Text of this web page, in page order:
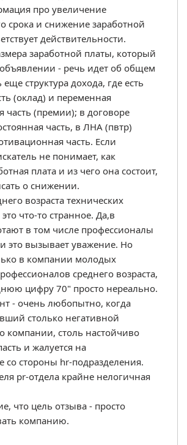
про увеличение
срока и снижение заработной
действительности.
заработной платы, который
- речь идет об общем
структура дохода, где есть
(оклад) и переменная
часть (премии); в договоре
часть, в ЛНА (пвтр)
часть. Если
не понимает, как
плата и из чего она состоит,
о снижении.
возраста технических
что-то странное. Да,в
в том числе профессионалы
и это вызывает уважение. Но
в компании молодых
среднего возраста,
цифру 70" просто нереально.
- очень любопытно, когда
столько негативной
компании, столь настойчиво
и жалуется на
со стороны hr-подразделения.
pr-отдела крайне нелогичная
что цель отзыва - просто
компанию.